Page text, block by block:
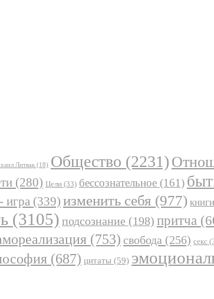
Литвак (18) Общество (2231)
(280) Цели (33) бессознательное (161)
игра (339) изменить себя (977) книги
(3105) подсознание (198) притча
(753) свобода (256) секс
(687) цитаты (59)